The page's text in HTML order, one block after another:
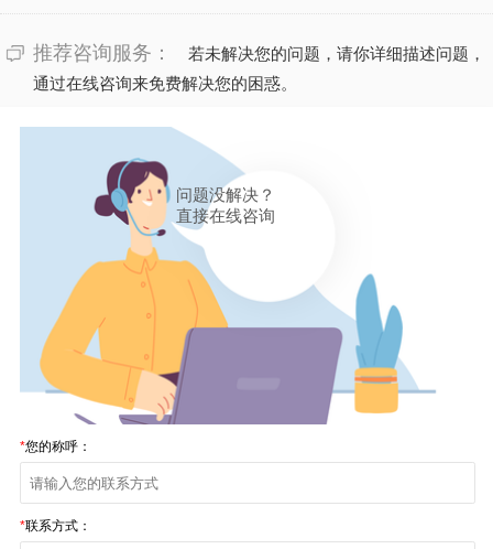
推荐咨询服务：
若未解决您的问题，请你详细描述问题，
通过在线咨询来免费解决您的困惑。
问题没解决？
直接在线咨询
*您的称呼：
*联系方式：